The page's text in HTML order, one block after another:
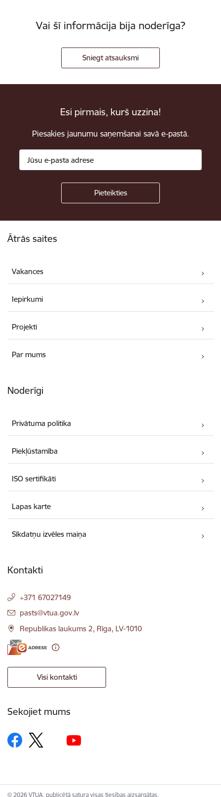
Vai šī informācija bija noderīga?
Sniegt atsauksmi
Esi pirmais, kurš uzzina!
Piesakies jaunumu saņemšanai savā e-pastā.
Ātrās saites
Vakances
Iepirkumi
Projekti
Par mums
Noderīgi
Privātuma politika
Piekļūstamība
ISO sertifikāti
Lapas karte
Sīkdatņu izvēles maiņa
Kontakti
+371 67027149
E-pasts:
pasts@vtua.gov.lv
Republikas laukums 2, Rīga, LV-1010
Visi kontakti
Sekojiet mums
© 2026 VTUA, publicētā satura visas tiesības aizsargātas.